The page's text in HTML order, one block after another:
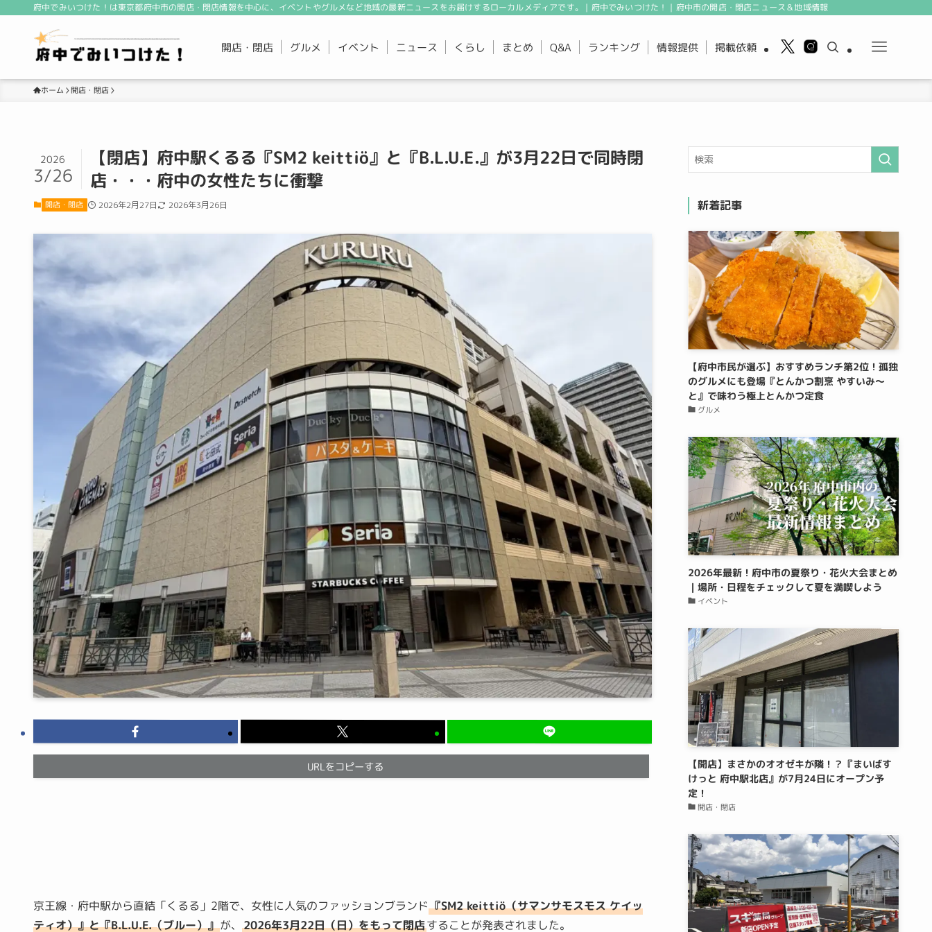
府中でみいつけた！は東京都府中市の開店・閉店情報を中心に、イベントやグルメなど地域の最新ニュースをお届けするローカルメディアです。 | 府中でみいつけた！｜府中市の開店・閉店ニュース＆地域情報
開店・閉店 グルメ イベント ニュース くらし まとめ Q&A ランキング 情報提供 掲載依頼
ホーム 開店・閉店
【閉店】府中駅くるる『SM2 keittiö』と『B.L.U.E.』が3月22日で同時閉
店・・・府中の女性たちに衝撃
2026
3/26
開店・閉店 2026年2月27日 2026年3月26日
URLをコピーする
京王線・府中駅から直結「くるる」2階で、女性に人気のファッションブランド『SM2 keittiö（サマンサモスモス ケイッ
ティオ）』と『B.L.U.E.（ブルー）』が、 2026年3月22日（日）をもって閉店することが発表されました。
新着記事
【府中市民が選ぶ】おすすめランチ第2位！孤独
のグルメにも登場『とんかつ割烹 やすいみ〜
と』で味わう極上とんかつ定食
グルメ
2026年最新！府中市の夏祭り・花火大会まとめ
｜場所・日程をチェックして夏を満喫しよう
イベント
【開店】まさかのオオゼキが隣！？『まいばす
けっと 府中駅北店』が7月24日にオープン予
定！
開店・閉店